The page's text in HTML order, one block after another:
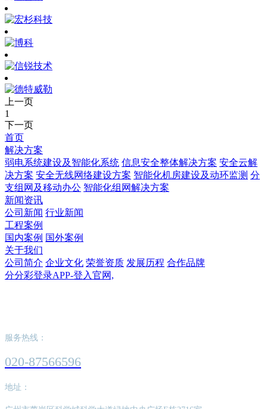
上一页
1
下一页
首页
解决方案
弱电系统建设及智能化系统 信息安全整体解决方案 安全云解
决方案 安全无线网络建设方案 智能化机房建设及动环监测 分
支组网及移动办公 智能化组网解决方案
新闻资讯
公司新闻 行业新闻
工程案例
国内案例 国外案例
关于我们
公司简介 企业文化 荣誉资质 发展历程 合作品牌
分分彩登录APP-登入官网,
服务热线：
020-87566596
地址：